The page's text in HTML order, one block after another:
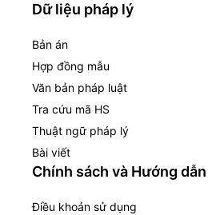
Dữ liệu pháp lý
Bản án
Hợp đồng mẫu
Văn bản pháp luật
Tra cứu mã HS
Thuật ngữ pháp lý
Bài viết
Chính sách và Hướng dẫn
Điều khoản sử dụng